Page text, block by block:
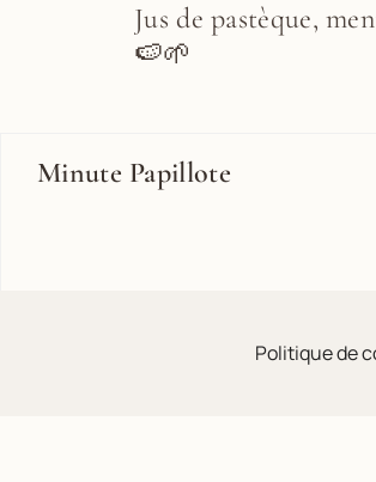
Jus de pastèque,
🍉🌱
Minute Papillote
Politique de